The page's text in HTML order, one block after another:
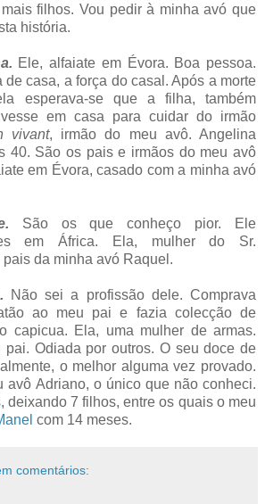
filhos. Vou pedir à minha avó que
história.
Ele, alfaiate em Évora. Boa pessoa.
de casa, a força do casal. Após a morte
esperava-se que a filha, também
em casa para cuidar do irmão
vivant, irmão do meu avô. Angelina
40. São os pais e irmãos do meu avô
em Évora, casado com a minha avó
São os que conheço pior. Ele
em África. Ela, mulher do Sr.
da minha avó Raquel.
Não sei a profissão dele. Comprava
ao meu pai e fazia colecção de
capicua. Ela, uma mulher de armas.
pai. Odiada por outros. O seu doce de
o melhor alguma vez provado.
avô Adriano, o único que não conheci.
deixando 7 filhos, entre os quais o meu
com 14 meses.
comentários: